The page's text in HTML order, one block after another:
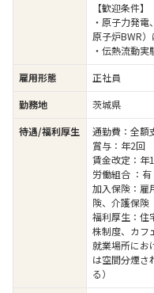
【歓迎条件】
・原子力発
原子炉BWR
・伝熱流動
雇用形態
正社員
勤務地
茨城県
待遇/福利厚生
通勤費：全額
賞与：年2回
賃金改定：年
労働組合 ：有
加入保険：雇
険、介護保険
福利厚生：住
株制度、カフ
就業場所にお
は空間分煙さ
る）